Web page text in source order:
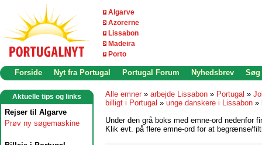
Algarve
Azorerne
Lissabon
Madeira
Porto
Forside Nyt fra Portugal Portugal Forum Nyhedsbrev Søg
Aktuelle tips og links
Rejser til Algarve
Prøv ny søgemaskine
Alle emner » arbejde Lissabon » Portugal »
billigt i Portugal » unge danskere i Lissabon »
Under den grå boks med emne-ord nedenfor
Klik evt. på flere emne-ord for at begrænse/